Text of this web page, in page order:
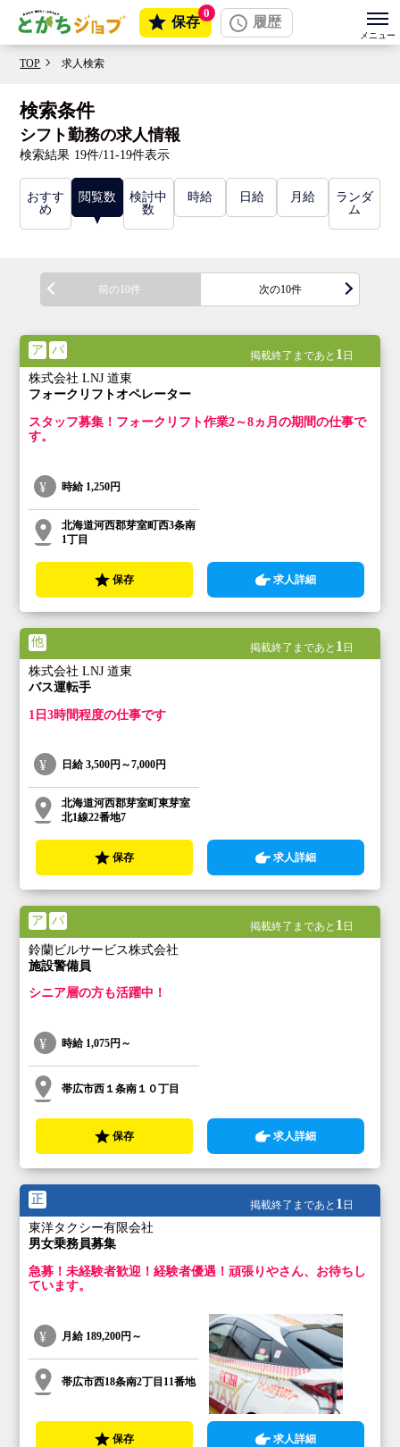
保存
0
履歴
TOP 求人検索
検索条件
シフト勤務の求人情報
検索結果 19件/11-19件表示
おすす
め
閲覧数
検討中
数
時給 日給 月給
ランダ
ム
前の10件 次の10件
ア パ 掲載終了まであと 1 日
株式会社 LNJ 道東
フォークリフトオペレーター
スタッフ募集！フォークリフト作業2～8ヵ月の期間の仕事で
す。
時給 1,250円
北海道河西郡芽室町西3条南
1丁目
保存 求人詳細
他 掲載終了まであと 1 日
株式会社 LNJ 道東
バス運転手
1日3時間程度の仕事です
日給3,500円～7,000円
北海道河西郡芽室町東芽室
北1線22番地7
保存 求人詳細
ア パ 掲載終了まであと 1 日
鈴蘭ビルサービス株式会社
施設警備員
シニア層の方も活躍中！
時給 1,075円～
帯広市西１条南１０丁目
保存 求人詳細
正 掲載終了まであと 1 日
東洋タクシー有限会社
男女乗務員募集
急募！未経験者歓迎！経験者優遇！頑張りやさん、お待ちし
ています。
月給 189,200円～
帯広市西18条南2丁目11番地
保存 求人詳細